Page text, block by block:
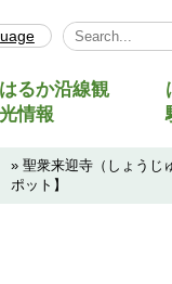
Select
はるか沿線観
光情報
» 聖衆来迎寺（しょうじ
ポット】